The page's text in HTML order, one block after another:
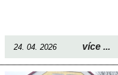
24. 04. 2026 více ...